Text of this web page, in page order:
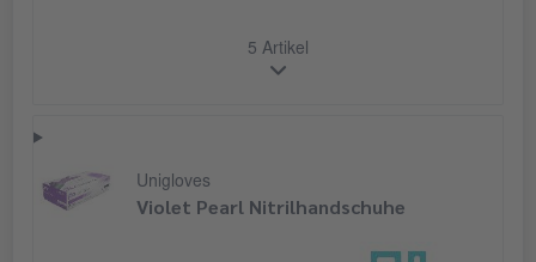
5 Artikel
Unigloves
Violet Pearl Nitrilhandschuhe